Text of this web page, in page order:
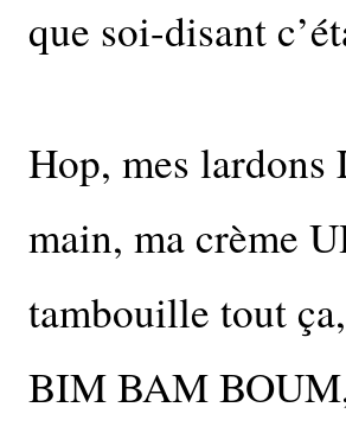
que soi-disant
Hop, mes lardons
main, ma crème
tambouille tout
BIM BAM